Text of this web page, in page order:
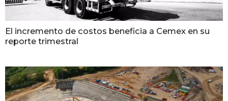
El incremento de costos beneficia a Cemex en su
reporte trimestral